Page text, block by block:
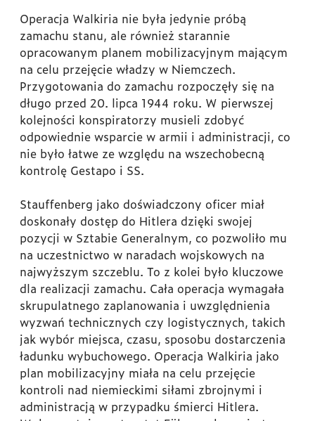
Operacja Walkiria nie była jedynie próbą
zamachu stanu, ale również starannie
opracowanym planem mobilizacyjnym mającym
na celu przejęcie władzy w Niemczech.
Przygotowania do zamachu rozpoczęły się na
długo przed 20. lipca 1944 roku. W pierwszej
kolejności konspiratorzy musieli zdobyć
odpowiednie wsparcie w armii i administracji, co
nie było łatwe ze względu na wszechobecną
kontrolę Gestapo i SS.
Stauffenberg jako doświadczony oficer miał
doskonały dostęp do Hitlera dzięki swojej
pozycji w Sztabie Generalnym, co pozwoliło mu
na uczestnictwo w naradach wojskowych na
najwyższym szczeblu. To z kolei było kluczowe
dla realizacji zamachu. Cała operacja wymagała
skrupulatnego zaplanowania i uwzględnienia
wyzwań technicznych czy logistycznych, takich
jak wybór miejsca, czasu, sposobu dostarczenia
ładunku wybuchowego. Operacja Walkiria jako
plan mobilizacyjny miała na celu przejęcie
kontroli nad niemieckimi siłami zbrojnymi i
administracją w przypadku śmierci Hitlera.